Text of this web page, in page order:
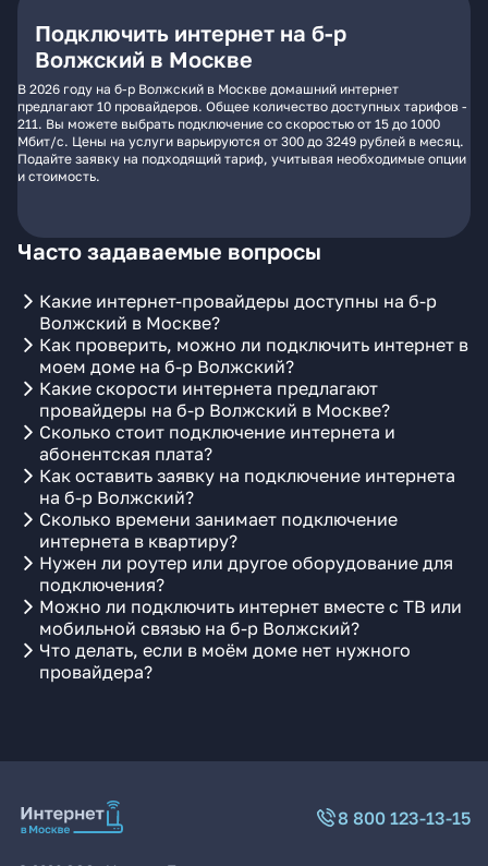
Подключить интернет на б-р
Волжский в Москве
В 2026 году на б-р Волжский в Москве домашний интернет
предлагают 10 провайдеров. Общее количество доступных тарифов -
211. Вы можете выбрать подключение со скоростью от 15 до 1000
Мбит/с. Цены на услуги варьируются от 300 до 3249 рублей в месяц.
Подайте заявку на подходящий тариф, учитывая необходимые опции
и стоимость.
Часто задаваемые вопросы
Какие интернет-провайдеры доступны на б-р
Волжский в Москве?
Как проверить, можно ли подключить интернет в
моем доме на б-р Волжский?
Какие скорости интернета предлагают
провайдеры на б-р Волжский в Москве?
Сколько стоит подключение интернета и
абонентская плата?
Как оставить заявку на подключение интернета
на б-р Волжский?
Сколько времени занимает подключение
интернета в квартиру?
Нужен ли роутер или другое оборудование для
подключения?
Можно ли подключить интернет вместе с ТВ или
мобильной связью на б-р Волжский?
Что делать, если в моём доме нет нужного
провайдера?
8 800 123-13-15